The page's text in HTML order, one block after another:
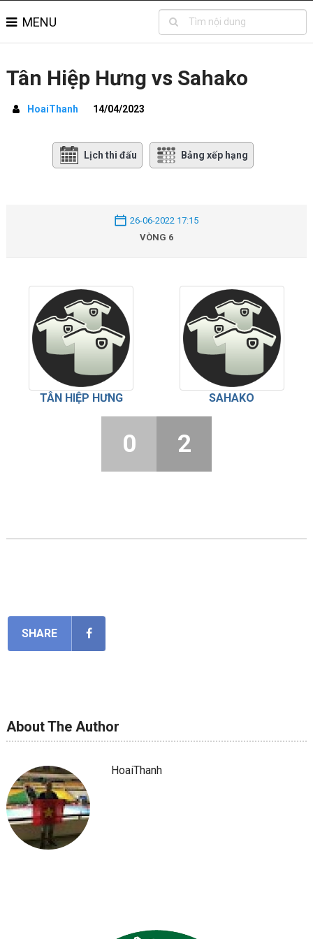
MENU
Tân Hiệp Hưng vs Sahako
HoaiThanh 14/04/2023
Lịch thi đấu Bảng xếp hạng
26-06-2022 17:15
VÒNG 6
TÂN HIỆP HƯNG SAHAKO
0 2
SHARE
About The Author
HoaiThanh